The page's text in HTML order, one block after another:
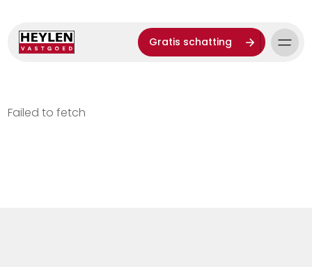
Gratis schatting
Failed to fetch